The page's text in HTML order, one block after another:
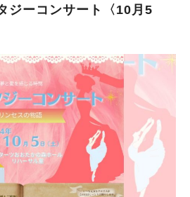
ジーコンサート〈10月5